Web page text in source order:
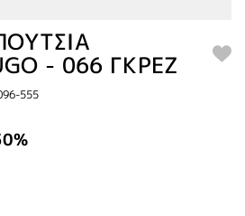
- 066 ΓΚΡΕΖ
555